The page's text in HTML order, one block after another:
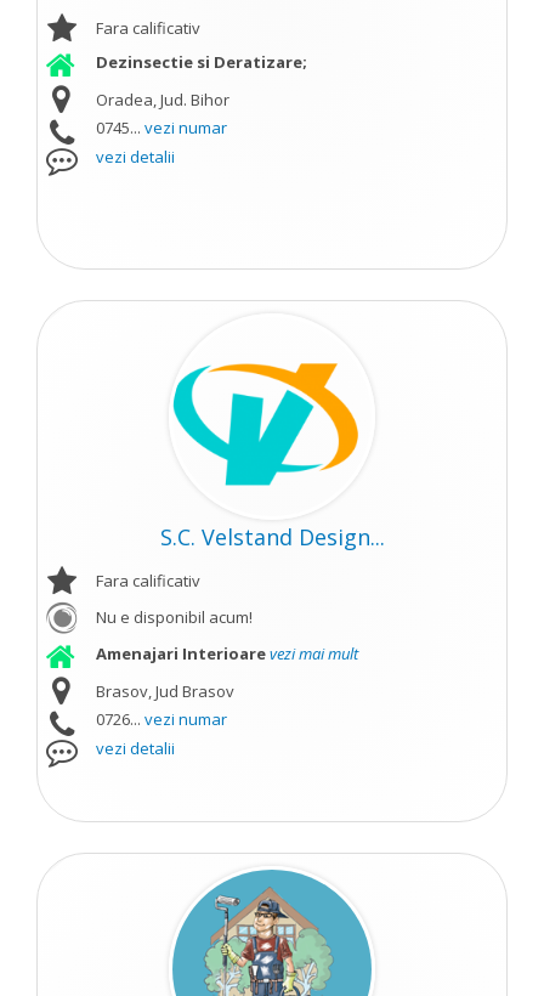
Fara calificativ
Dezinsectie si Deratizare;
Oradea, Jud. Bihor
0745... vezi numar
vezi detalii
S.C. Velstand Design...
Fara calificativ
Nu e disponibil acum!
Amenajari Interioarevezi mai mult
Brasov, Jud Brasov
0726... vezi numar
vezi detalii